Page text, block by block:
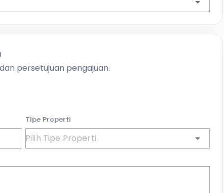
persetujuan pengajuan.
Tipe Properti